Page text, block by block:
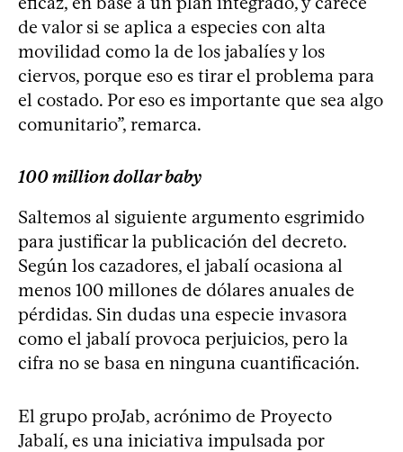
de valor si se aplica a especies con alta
movilidad como la de los jabalíes y los
ciervos, porque eso es tirar el problema para
el costado. Por eso es importante que sea algo
comunitario”, remarca.
100 million dollar baby
Saltemos al siguiente argumento esgrimido
para justificar la publicación del decreto.
Según los cazadores, el jabalí ocasiona al
menos 100 millones de dólares anuales de
pérdidas. Sin dudas una especie invasora
como el jabalí provoca perjuicios, pero la
cifra no se basa en ninguna cuantificación.
El grupo proJab, acrónimo de Proyecto
Jabalí, es una iniciativa impulsada por